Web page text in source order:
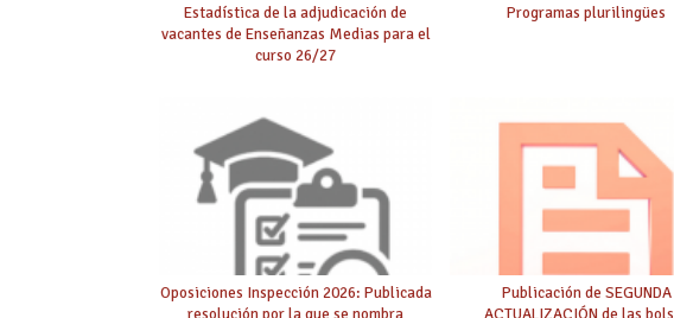
Estadística de la adjudicación de
vacantes de Enseñanzas Medias para el
curso 26/27
Programas plurilingües
Oposiciones Inspección 2026: Publicada
resolución por la que se nombra
Publicación de SEGUNDA
ACTUALIZACIÓN de las